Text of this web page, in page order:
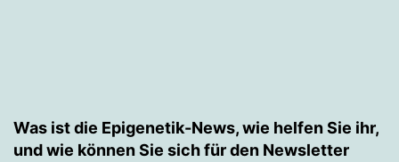
Was ist die Epigenetik-News, wie helfen Sie ihr,
und wie können Sie sich für den Newsletter